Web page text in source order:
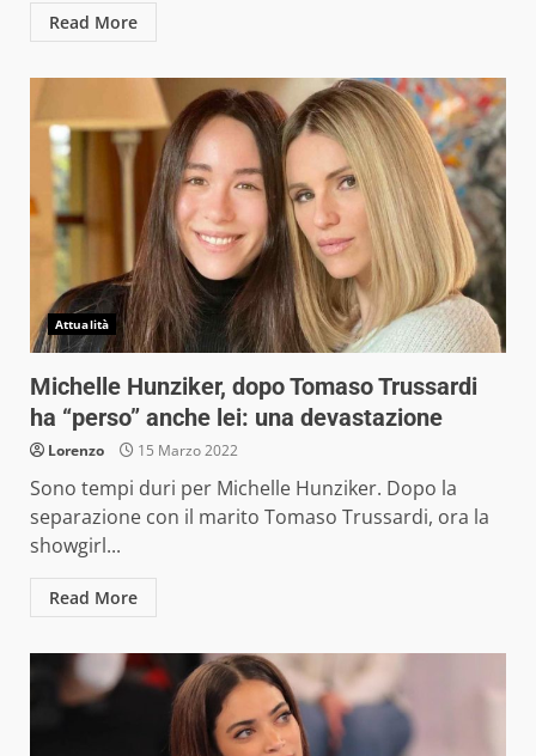
Read More
Attualità
Michelle Hunziker, dopo Tomaso Trussardi
ha “perso” anche lei: una devastazione
Lorenzo 15 Marzo 2022
Sono tempi duri per Michelle Hunziker. Dopo la
separazione con il marito Tomaso Trussardi, ora la
showgirl...
Read More